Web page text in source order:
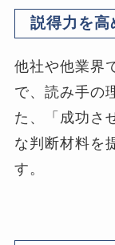
説得力を高
他社や他業界
で、読み手の
た、「成功さ
な判断材料を
す。